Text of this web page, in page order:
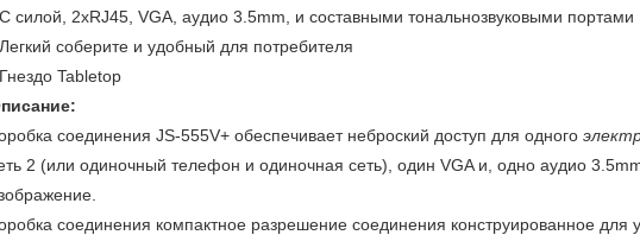
силой, 2xRJ45, VGA, аудио 3.5mm, и составными тональнозвуковыми портами
соберите и удобный для потребителя
Tabletop
соединения JS-555V+ обеспечивает неброский доступ для одного
2 (или одиночный телефон и одиночная сеть), один VGA и, одно аудио
соединения компактное разрешение соединения конструированное для